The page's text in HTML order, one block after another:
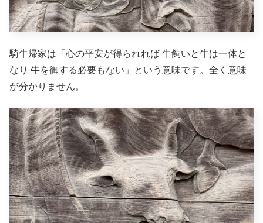
騎牛帰家は「心の平安が得られれば 牛飼いと牛は一体と
なり 牛を御する必要もない」という意味です。全く意味
が分かりません。